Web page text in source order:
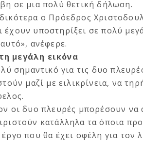
σε μια πολύ θετική δήλωση.
ο Πρόεδρος
υποστηρίξει σε πολύ
ανέφερε.
μεγάλη εικόνα
σημαντικό για τις δυο
μαζί με ειλικρίνεια, να
οι δυο πλευρές μπορέσουν να
κατάλληλα τα όποια
που θα έχει οφέλη για τον